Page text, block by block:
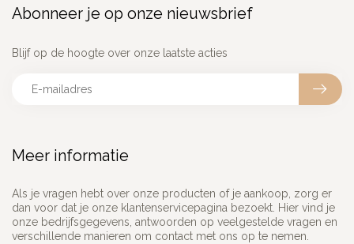
Meer informatie
Als je vragen hebt over onze producten of je aankoop, zorg er
dan voor dat je onze klantenservicepagina bezoekt. Hier vind je
onze bedrijfsgegevens, antwoorden op veelgestelde vragen en
verschillende manieren om contact met ons op te nemen.
Abonneer je op onze nieuwsbrief
Blijf op de hoogte over onze laatste acties